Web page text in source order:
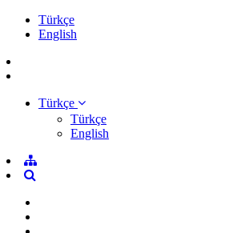
Türkçe
English
Türkçe
Türkçe
English